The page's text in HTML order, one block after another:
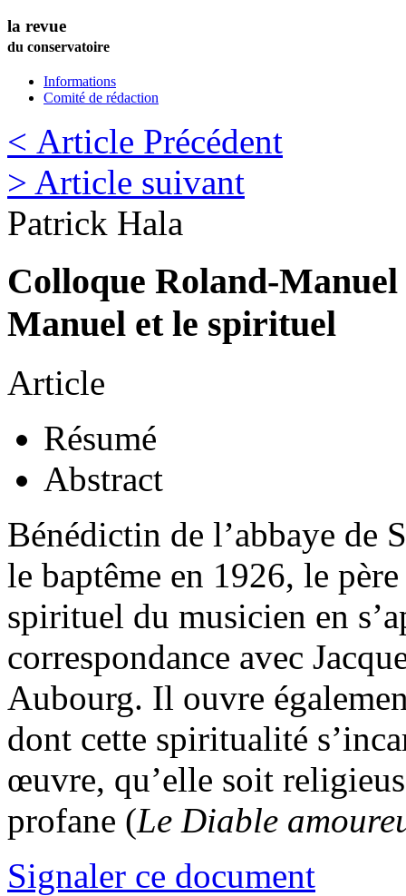
la revue
du conservatoire
Informations
Comité de rédaction
< Article Précédent
> Article suivant
Patrick Hala
Colloque Roland-
Manuel et le spirituel
Article
Résumé
Abstract
Bénédictin de l’abbaye de
le baptême en 1926, le
spirituel du musicien en
correspondance avec
Aubourg. Il ouvre
dont cette spiritualité
œuvre, qu’elle soit
profane (Le Diable
Signaler ce document